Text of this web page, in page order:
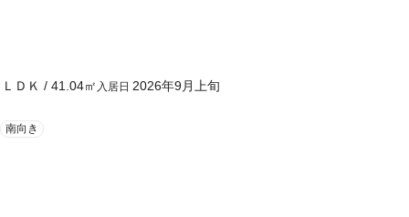
ＤＫ / 41.04㎡ 入居日 2026年9月上旬
南向き